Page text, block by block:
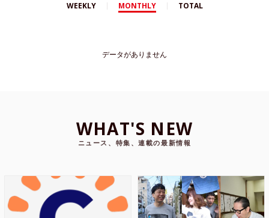
WEEKLY MONTHLY TOTAL
データがありません
WHAT'S NEW
ニュース、特集、連載の最新情報